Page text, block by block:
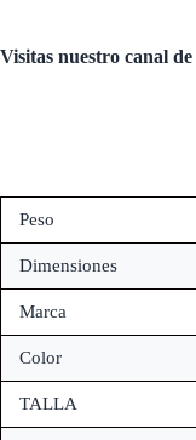
Visitas nuestro canal de
Peso
Dimensiones
Marca
Color
TALLA